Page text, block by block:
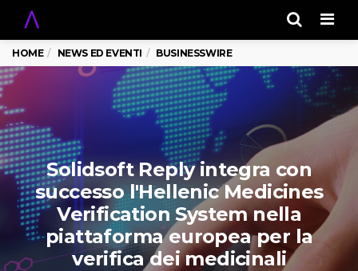
HOME NEWS ED EVENTI BUSINESSWIRE
Solidsoft Reply integra con
successo l'Hellenic Medicines
Verification System nella
piattaforma europea per la
verifica dei medicinali